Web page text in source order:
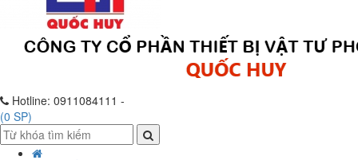
Hotline: 0911084111 -
(0 SP)